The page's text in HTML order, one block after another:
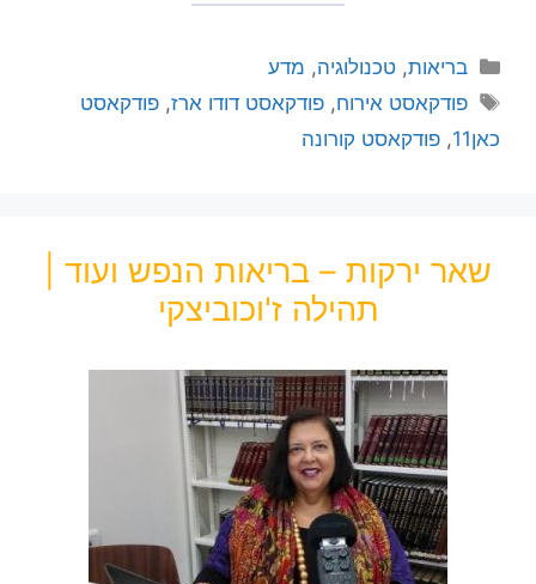
בריאות,טכנולוגיה, מדע
פודקאסט אירוח,פודקאסט דודו ארז,פודקאסט
כאן11
, פודקאסט קורונה
שאר ירקות – בריאות הנפש ועוד |
תהילה ז'וכוביצקי